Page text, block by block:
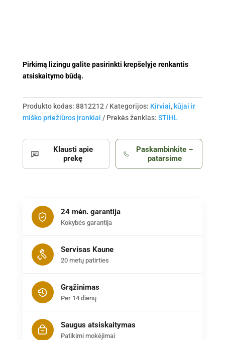
Pirkimą lizingu galite pasirinkti krepšelyje renkantis
atsiskaitymo būdą.
Produkto kodas: 8812212 Kategorijos: Kirviai, kūjai ir
miško priežiūros įrankiai
Prekės ženklas: STIHL
Klausti apie
prekę
Paskambinkite –
patarsime
24 mėn. garantija
Kokybės garantija
Servisas Kaune
20 metų patirties
Grąžinimas
Per 14 dienų
Saugus atsiskaitymas
Patikimi mokėjimai